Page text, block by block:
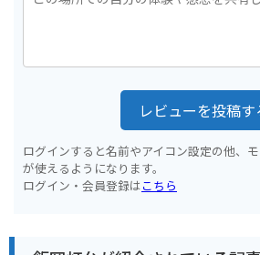
レビューを投稿す
ログインすると名前やアイコン設定の他、
が使えるようになります。
ログイン・会員登録はこちら